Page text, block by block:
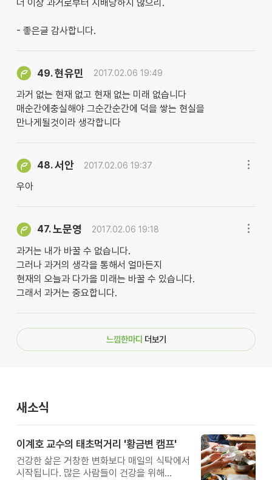
더 이상 과거로부터 지배당하지 않으리.
- 좋은글 감사합니다.
49.현유민 2017.02.06 19:49
과거 없는 현재 없고 현재 없는 미래 없습니다
매순간에충실해야 그순간순간에 덕을 쌓는 현실을
만나게될것이라 생각합니다
48.서안 2017.02.06 19:37
우아
47.노문영 2017.02.06 19:18
과거는 내가 바꿀 수 없습니다.
그러나 과거의 생각을 통해서 얼마든지
현재의 오늘과 다가올 미래는 바꿀 수 있습니다.
그래서 과거는 중요합니다.
느낌한마디 더보기
새소식
이계호 교수의 태초먹거리 '황금변 캠프'
건강한 삶은 거창한 변화보다 매일의 식탁에서
시작됩니다. 많은 사람들이 건강을 위해